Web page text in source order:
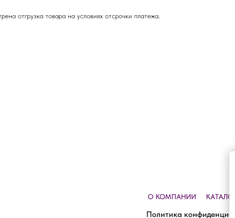
отгрузка товара на условиях отсрочки платежа.
Политика
О КОМПАНИИ КАТАЛОГ